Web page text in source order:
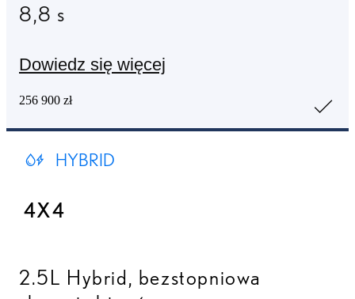
8,8 s
Dowiedz się więcej
256 900 zł
HYBRID
4X4
2.5L Hybrid, bezstopniowa